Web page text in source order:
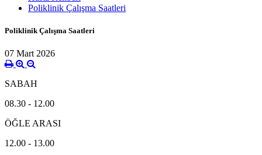
Poliklinik Çalışma Saatleri
Poliklinik Çalışma Saatleri
07 Mart 2026
SABAH
08.30 - 12.00
ÖĞLE ARASI
12.00 - 13.00